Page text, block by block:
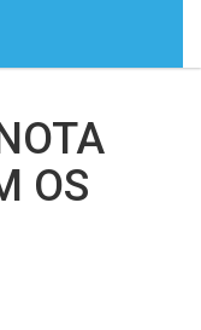
OS